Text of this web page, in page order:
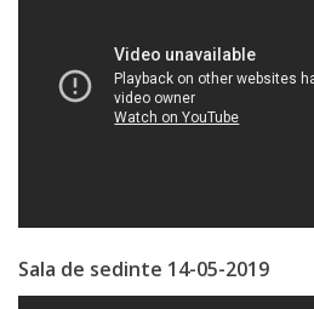
Muzeul
de
„Dumitru
Sala de sedinte 14-05-2019